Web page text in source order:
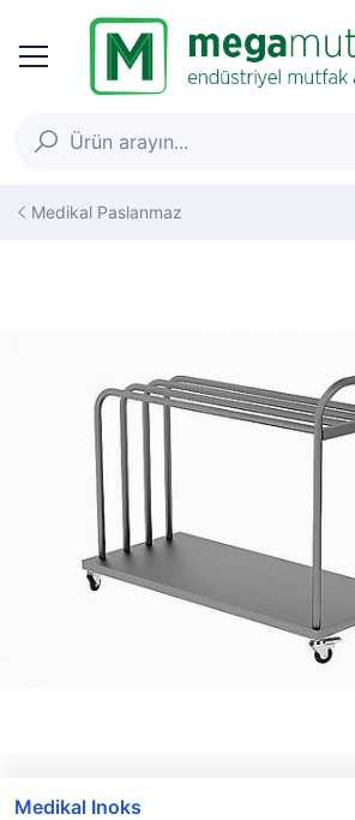
Medikal Paslanmaz
Medikal Inoks